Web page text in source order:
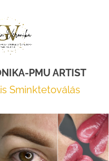
PMU ARTIST
Sminktetoválás